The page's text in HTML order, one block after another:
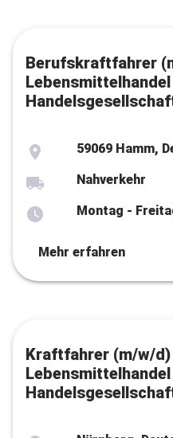
Berufskraftfahrer
Lebensmittelhandel
59069 Hamm,
Nahverkehr
Montag -
Mehr erfahren
Kraftfahrer (m/w/d)
Lebensmittelhandel